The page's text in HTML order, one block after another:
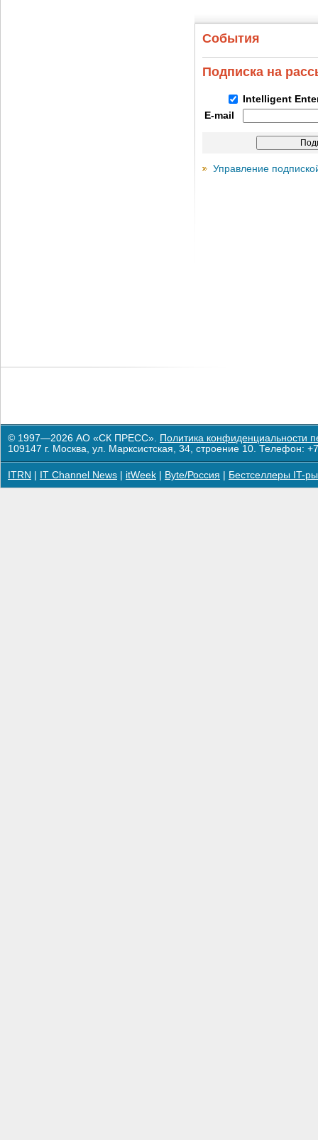
События
Подписка на
Intelligent
E-mail
Управление
© 1997—2026 АО «СК ПРЕСС». Политика конфиденциальности
109147 г. Москва, ул. Марксистская, 34, строение 10. Телефон:
ITRN IT Channel News itWeek Byte/Россия Бестселлеры IT-